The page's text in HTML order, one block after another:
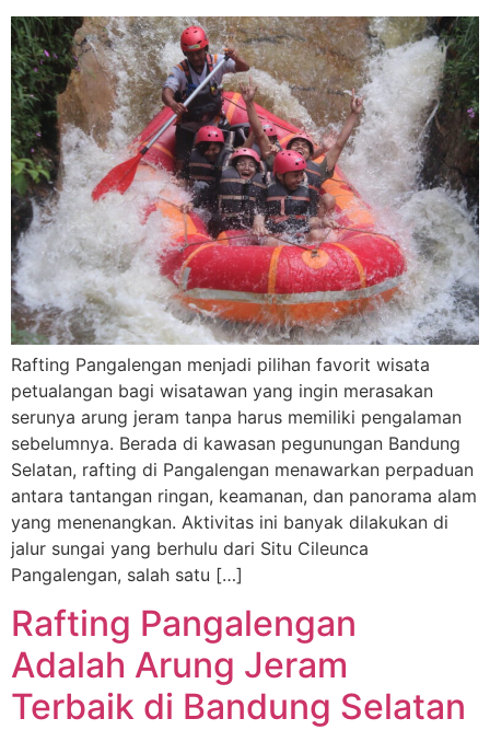
Rafting Pangalengan menjadi pilihan favorit wisata
petualangan bagi wisatawan yang ingin merasakan
serunya arung jeram tanpa harus memiliki pengalaman
sebelumnya. Berada di kawasan pegunungan Bandung
Selatan, rafting di Pangalengan menawarkan perpaduan
antara tantangan ringan, keamanan, dan panorama alam
yang menenangkan. Aktivitas ini banyak dilakukan di
jalur sungai yang berhulu dari Situ Cileunca
Pangalengan, salah satu […]
Rafting Pangalengan
Adalah Arung Jeram
Terbaik di Bandung Selatan